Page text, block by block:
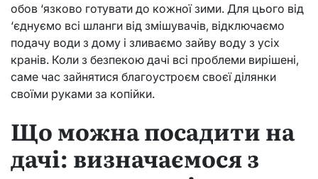
обов ‘язково готувати до кожної зими. Для цього від
‘єднуємо всі шланги від змішувачів, відключаємо
подачу води з дому і зливаємо зайву воду з усіх
кранів. Коли з безпекою дачі всі проблеми вирішені,
саме час зайнятися благоустроєм своєї ділянки
своїми руками за копійки.
Що можна посадити на
дачі: визначаємося з